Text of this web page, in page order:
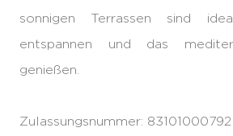
sonnigen Terrassen sind
entspannen und das
genießen.
Zulassungsnummer: 83101000792